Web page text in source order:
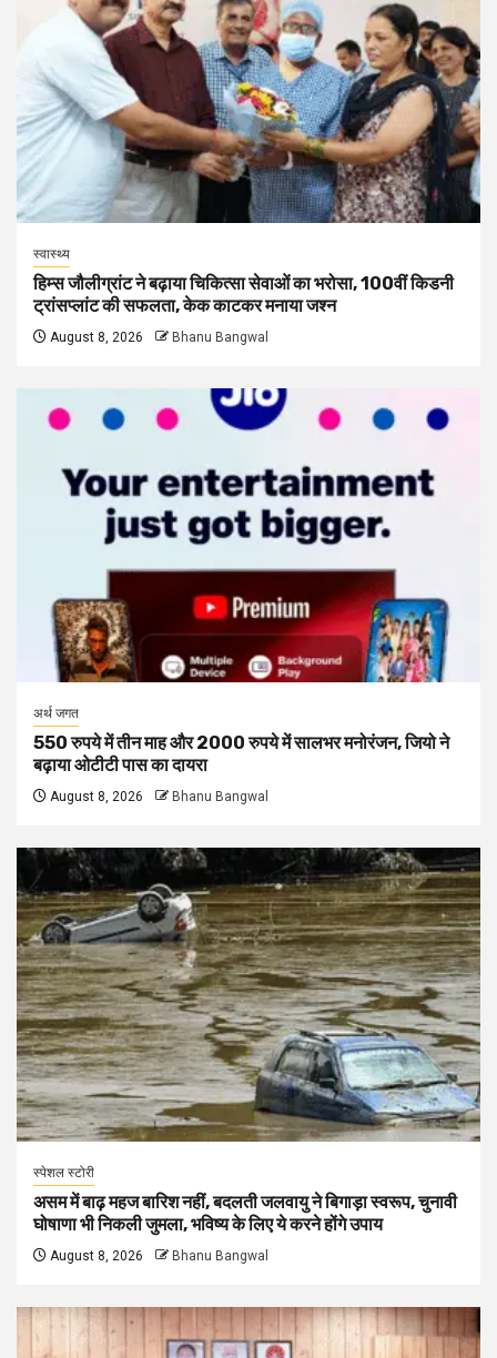
स्वास्थ्य
हिम्स जौलीग्रांट ने बढ़ाया चिकित्सा सेवाओं का भरोसा, 100वीं किडनी
ट्रांसप्लांट की सफलता, केक काटकर मनाया जश्न
August 8, 2026 Bhanu Bangwal
अर्थ जगत
550 रुपये में तीन माह और 2000 रुपये में सालभर मनोरंजन, जियो ने
बढ़ाया ओटीटी पास का दायरा
August 8, 2026 Bhanu Bangwal
स्पेशल स्टोरी
असम में बाढ़ महज बारिश नहीं, बदलती जलवायु ने बिगाड़ा स्वरूप, चुनावी
घोषाणा भी निकली जुमला, भविष्य के लिए ये करने होंगे उपाय
August 8, 2026 Bhanu Bangwal